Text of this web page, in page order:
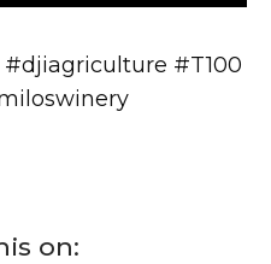
#T100
on: